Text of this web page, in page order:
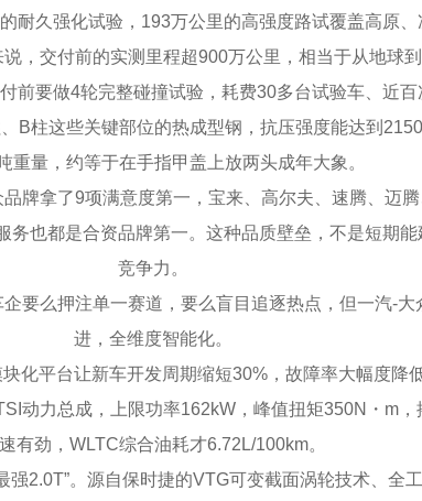
久强化试验，193万公里的高强度路试覆盖高原、
，交付前的实测里程超900万公里，相当于从地球到
要做4轮完整碰撞试验，耗费30多台试验车、近百
B柱这些关键部位的热成型钢，抗压强度能达到
重量，约等于在手指甲盖上放两头成年大象。
拿了9项满意度第一，宝来、高尔夫、速腾、迈腾
也都是合资品牌第一。这种品质壁垒，不是短期
竞争力。
么押注单一赛道，要么盲目追逐热点，但一汽-
进，全维度智能化。
平台让新车开发周期缩短30%，故障率大幅度降
动力总成，上限功率162kW，峰值扭矩350N・m，
有劲，WLTC综合油耗才6.72L/100km。
2.0T”。源自保时捷的VTG可变截面涡轮技术、全